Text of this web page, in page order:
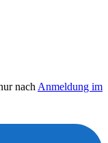
nach Anmeldung im